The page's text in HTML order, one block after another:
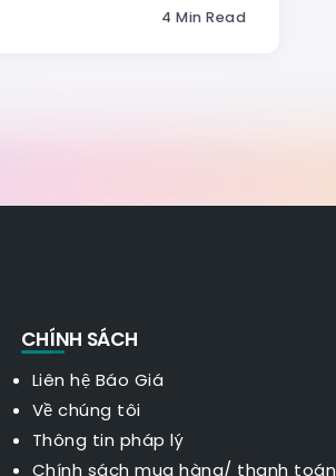
4 Min Read
CHÍNH SÁCH
Liên hệ Báo Giá
Về chúng tôi
Thông tin pháp lý
Chính sách mua hàng/ thanh toán